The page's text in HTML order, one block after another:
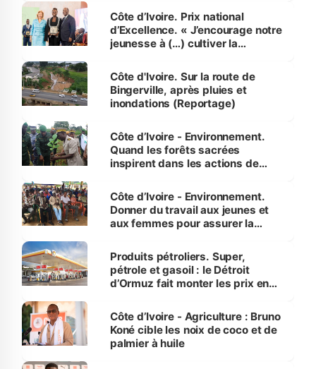
Côte d’Ivoire. Prix national
d’Excellence. « J’encourage notre
jeunesse à (…) cultiver la
(Alassane Ouattara
Côte d'Ivoire. Sur la route de
Bingerville, après pluies et
inondations (Reportage)
Côte d’Ivoire - Environnement.
Quand les forêts sacrées
inspirent dans les actions de
Côte d’Ivoire - Environnement.
Donner du travail aux jeunes et
aux femmes pour assurer la
menacées
Produits pétroliers. Super,
pétrole et gasoil : le Détroit
d’Ormuz fait monter les prix en
Côte d’Ivoire - Agriculture : Bruno
Koné cible les noix de coco et de
palmier à huile